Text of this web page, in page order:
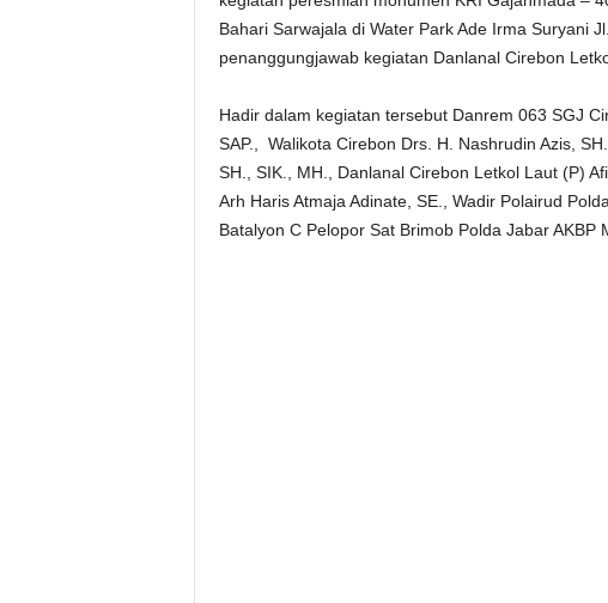
Bahari Sarwajala di Water Park Ade Irma Suryani
penanggungjawab kegiatan Danlanal Cirebon
Hadir dalam kegiatan tersebut Danrem 063 SGJ
SAP., Walikota Cirebon Drs. H. Nashrudin Azis,
SH., SIK., MH., Danlanal Cirebon Letkol Laut (P)
Arh Haris Atmaja Adinate, SE., Wadir Polairud
Batalyon C Pelopor Sat Brimob Polda Jabar AKBP